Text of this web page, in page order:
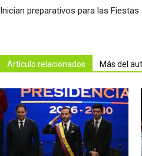
Inician preparativos para las Fiestas
Artículo relacionados Más del